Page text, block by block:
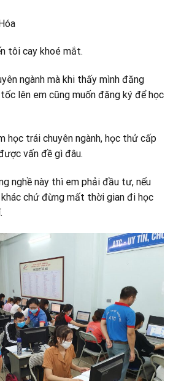
tôi cay khoé mắt.
ngành mà khi thấy mình đăng
lên em cũng muốn đăng ký để học
học trái chuyên ngành, học thử cấp
vấn đề gì đâu.
nghề này thì em phải đầu tư, nếu
chứ đừng mất thời gian đi học